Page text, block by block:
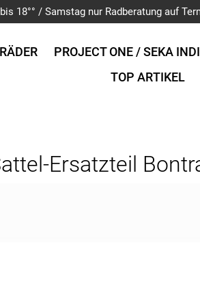
18°° / Samstag nur Radberatung auf
PROJECT ONE / SEKA
TOP ARTIKEL
Ersatzteil